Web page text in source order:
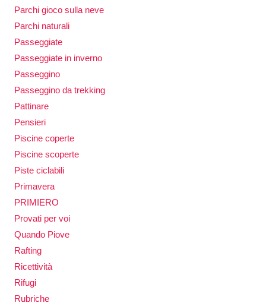
Parchi gioco sulla neve
Parchi naturali
Passeggiate
Passeggiate in inverno
Passeggino
Passeggino da trekking
Pattinare
Pensieri
Piscine coperte
Piscine scoperte
Piste ciclabili
Primavera
PRIMIERO
Provati per voi
Quando Piove
Rafting
Ricettività
Rifugi
Rubriche